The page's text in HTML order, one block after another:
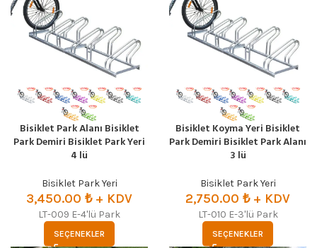
Bisiklet Park Alanı Bisiklet
Park Demiri Bisiklet Park Yeri
4 lü
Bisiklet Park Yeri
3,450.00 ₺+ KDV
LT-009 E-4'lü Park
SEÇENEKLER
Bisiklet Koyma Yeri Bisiklet
Park Demiri Bisiklet Park Alanı
3 lü
Bisiklet Park Yeri
2,750.00 ₺+ KDV
LT-010 E-3'lü Park
SEÇENEKLER